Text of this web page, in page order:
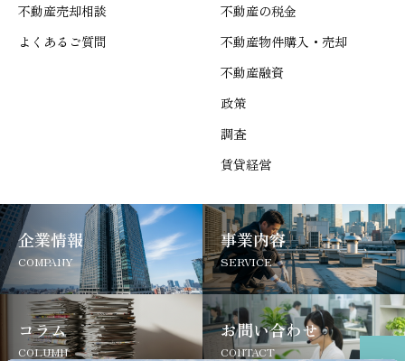
不動産売却相談
よくあるご質問
不動産の税金
不動産物件購入・売却
不動産融資
政策
調査
賃貸経営
企業情報
COMPANY
事業内容
SERVICE
コラム
COLUMN
お問い合わせ
CONTACT